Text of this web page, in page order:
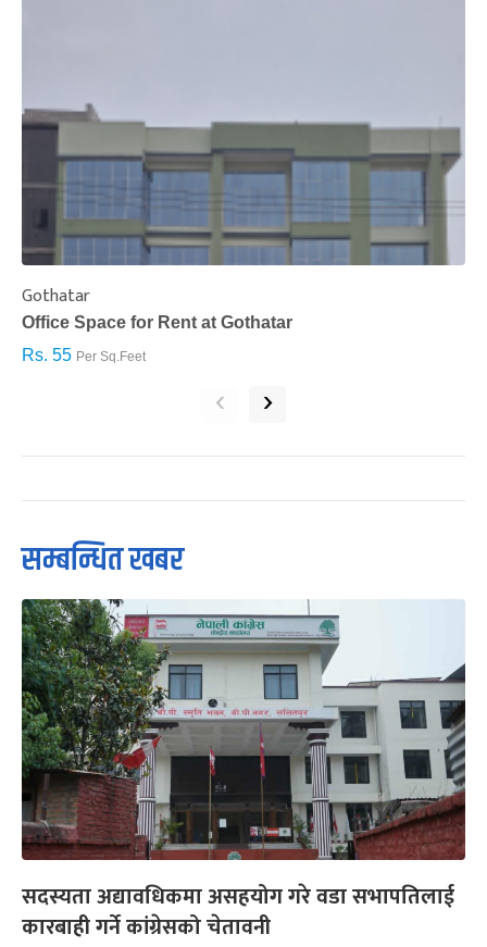
Gothatar
Office Space for Rent at Gothatar
Rs. 55 Per Sq.Feet
‹ ›
सम्बन्धित खबर
सदस्यता अद्यावधिकमा असहयोग गरे वडा सभापतिलाई
कारबाही गर्ने कांग्रेसको चेतावनी